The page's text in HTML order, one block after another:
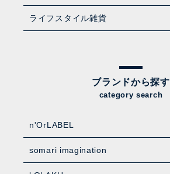
ライフスタイル雑貨
ブランドから探す
category search
n'OrLABEL
somari imagination